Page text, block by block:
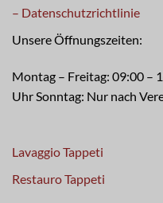
– Datenschutzrichtlinie
Unsere Öffnungszeiten:
Montag – Freitag: 09:00 –
Uhr Sonntag: Nur nach
Lavaggio Tappeti
Restauro Tappeti